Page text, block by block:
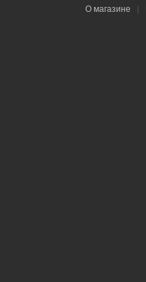
О магазине